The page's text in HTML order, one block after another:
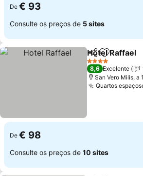
De € 93
Consulte os preços de 5 sites
PartilharAdicionar
Hotel Raffael
4 Estrelas
8,6 Excelente
San Vero Milis, a
Quartos
De € 98
Consulte os preços de 10 sites